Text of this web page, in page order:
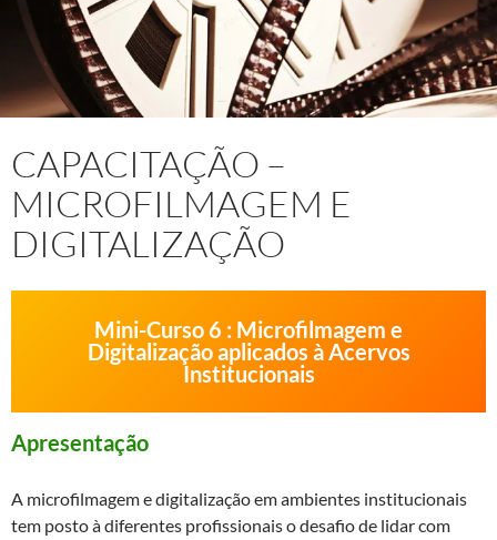
CAPACITAÇÃO –
MICROFILMAGEM E
DIGITALIZAÇÃO
Mini-Curso 6 : Microfilmagem e
Digitalização aplicados à Acervos
Institucionais
Apresentação
A microfilmagem e digitalização em ambientes institucionais
tem posto à diferentes profissionais o desafio de lidar com